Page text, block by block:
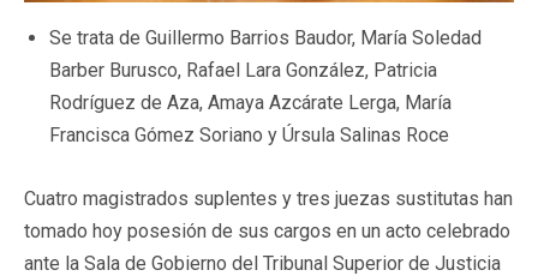
Se trata de Guillermo Barrios Baudor, María Soledad
Barber Burusco, Rafael Lara González, Patricia
Rodríguez de Aza, Amaya Azcárate Lerga, María
Francisca Gómez Soriano y Úrsula Salinas Roce
Cuatro magistrados suplentes y tres juezas sustitutas han
tomado hoy posesión de sus cargos en un acto celebrado
ante la Sala de Gobierno del Tribunal Superior de Justicia